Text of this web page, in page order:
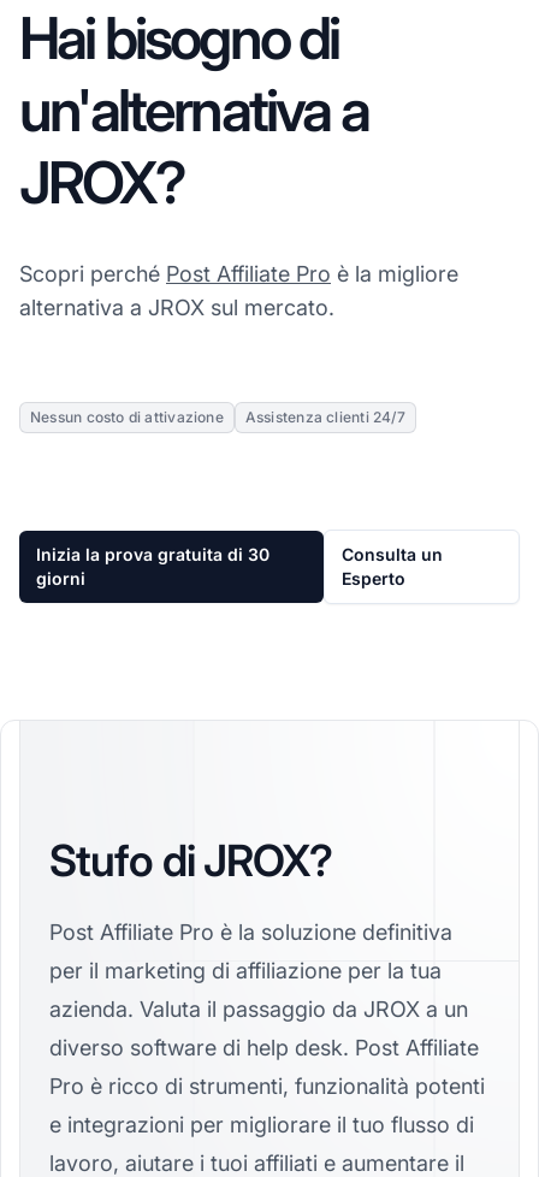
Hai bisogno di
un'alternativa a
JROX?
Scopri perché Post Affiliate Pro è la migliore
alternativa a JROX sul mercato.
Nessun costo di attivazione Assistenza clienti 24/7
Inizia la prova gratuita di 30
giorni
Consulta un
Esperto
Stufo di JROX?
Post Affiliate Pro è la soluzione definitiva
per il marketing di affiliazione per la tua
azienda. Valuta il passaggio da JROX a un
diverso software di help desk. Post Affiliate
Pro è ricco di strumenti, funzionalità potenti
e integrazioni per migliorare il tuo flusso di
lavoro, aiutare i tuoi affiliati e aumentare il